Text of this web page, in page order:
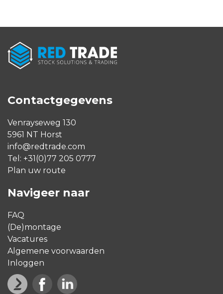
Contactgegevens
Venrayseweg 130
5961 NT Horst
info@redtrade.com
Tel: +31(0)77 205 0777
Plan uw route
Navigeer naar
FAQ
(De)montage
Vacatures
Algemene voorwaarden
Inloggen